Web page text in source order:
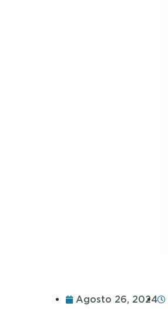
Agosto 26, 2024